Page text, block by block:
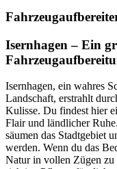
Isernhagen – Ein
Isernhagen, ein wahres
Landschaft, erstrahlt
Kulisse. Du findest hier
Flair und ländlicher
säumen das Stadtgebiet
werden. Wenn du das
Natur in vollen Zügen zu